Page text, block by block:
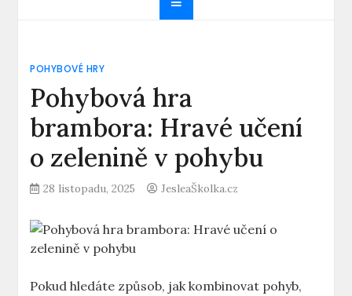
POHYBOVÉ HRY
Pohybová hra
brambora: Hravé učení
o zelenině v pohybu
28 listopadu, 2025 JesleaŠkolka.cz
Pokud hledáte způsob, jak kombinovat pohyb,